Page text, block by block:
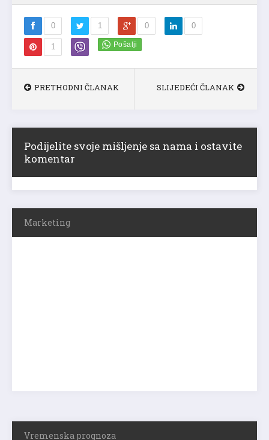
0 1 0 0
1
PRETHODNI ČLANAK SLIJEDEĆI ČLANAK
Podijelite svoje mišljenje sa nama i ostavite
komentar
Marketing
Vremenska prognoza